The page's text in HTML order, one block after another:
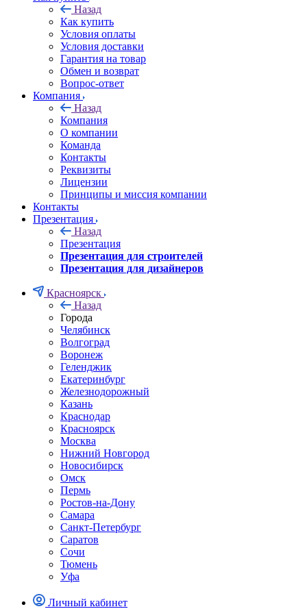
Назад
Как купить
Условия оплаты
Условия доставки
Гарантия на товар
Обмен и возврат
Вопрос-ответ
Компания
Назад
Компания
О компании
Команда
Контакты
Реквизиты
Лицензии
Принципы и миссия компании
Контакты
Презентация
Назад
Презентация
Презентация для строителей
Презентация для дизайнеров
Красноярск
Назад
Города
Челябинск
Волгоград
Воронеж
Геленджик
Екатеринбург
Железнодорожный
Казань
Краснодар
Красноярск
Москва
Нижний Новгород
Новосибирск
Омск
Пермь
Ростов-на-Дону
Самара
Санкт-Петербург
Саратов
Сочи
Тюмень
Уфа
Личный кабинет